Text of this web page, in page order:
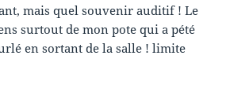
mais quel souvenir auditif ! Le
surtout de mon pote qui a pété
en sortant de la salle ! limite